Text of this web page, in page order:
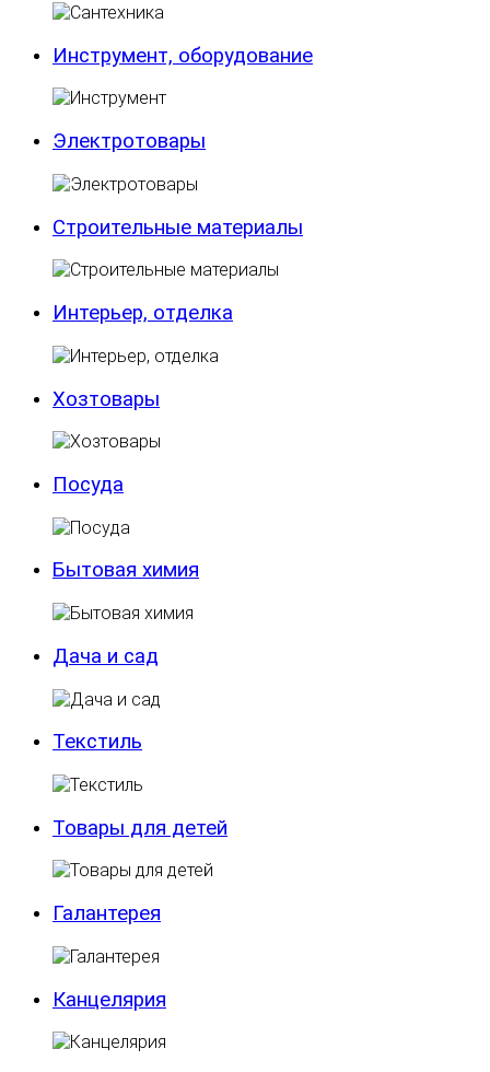
Инструмент, оборудование
Электротовары
Строительные материалы
Интерьер, отделка
Хозтовары
Посуда
Бытовая химия
Дача и сад
Текстиль
Товары для детей
Галантерея
Канцелярия